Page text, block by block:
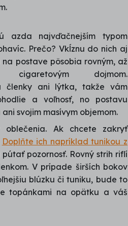
azda najvďačnejším typom
Prečo? Vkĺznu do nich aj
postave pôsobia rovným, až
cigaretovým dojmom.
členky ani lýtka, takže vám
a voľnosť, no postavu
svojim masívym objemom.
Ak chcete zakryť
Doplňte ich napríklad tunikou z
pozornosť. Rovný strih riflí
V prípade širších bokov
blúzku či tuniku, bude to
topánkami na opätku a váš